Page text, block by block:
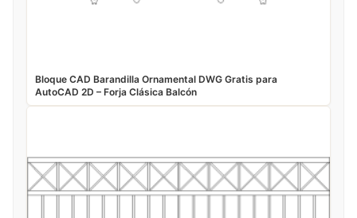
Bloque CAD Barandilla Ornamental DWG Gratis para
AutoCAD 2D – Forja Clásica Balcón